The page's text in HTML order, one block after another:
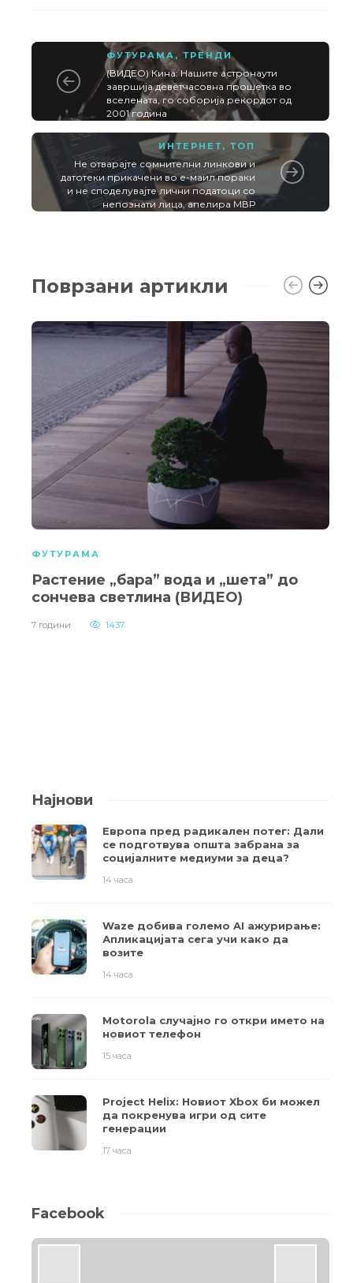
ФУТУРАМА , ТРЕНДИ
(ВИДЕО) Кина: Нашите астронаути
завршија деветчасовна прошетка во
вселената, го соборија рекордот од
2001 година
ИНТЕРНЕТ, ТОП
Не отварајте сомнителни линкови и
датотеки прикачени во е-маил пораки
и не споделувајте лични податоци со
непознати лица, апелира МВР
Поврзани артикли
ФУТУРАМА
Растение „бара” вода и „шета” до
сончева светлина (ВИДЕО)
7 години 1437
Најнови
Европа пред радикален потег: Дали
се подготвува општа забрана за
социјалните медиуми за деца?
14 часа
Waze добива големо AI ажурирање:
Апликацијата сега учи како да
возите
14 часа
Motorola случајно го откри името на
новиот телефон
15 часа
Project Helix: Новиот Xbox би можел
да покренува игри од сите
генерации
17 часа
Facebook